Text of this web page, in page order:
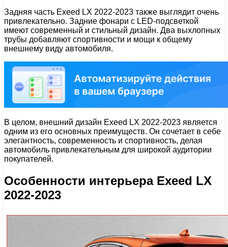
Задняя часть Exeed LX 2022-2023 также выглядит очень
привлекательно. Задние фонари с LED-подсветкой
имеют современный и стильный дизайн. Два выхлопных
трубы добавляют спортивности и мощи к общему
внешнему виду автомобиля.
В целом, внешний дизайн Exeed LX 2022-2023 является
одним из его основных преимуществ. Он сочетает в себе
элегантность, современность и спортивность, делая
автомобиль привлекательным для широкой аудитории
покупателей.
Особенности интерьера Exeed LX
2022-2023